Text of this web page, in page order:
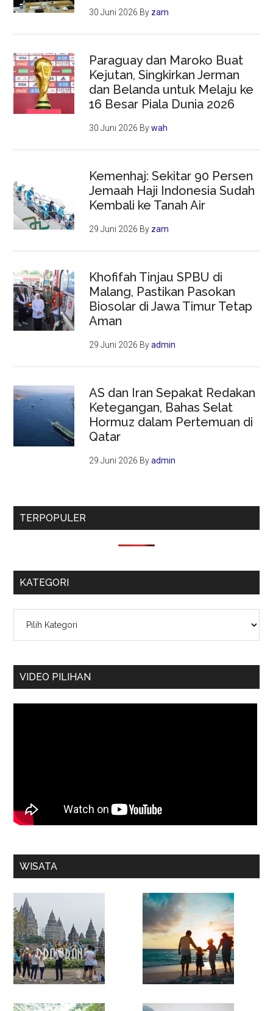
30 Juni 2026 By zam
Paraguay dan Maroko Buat
Kejutan, Singkirkan Jerman
dan Belanda untuk Melaju ke
16 Besar Piala Dunia 2026
30 Juni 2026 Bywah
Kemenhaj: Sekitar 90 Persen
Jemaah Haji Indonesia Sudah
Kembali ke Tanah Air
29 Juni 2026 By zam
Khofifah Tinjau SPBU di
Malang, Pastikan Pasokan
Biosolar di Jawa Timur Tetap
Aman
29 Juni 2026 Byadmin
AS dan Iran Sepakat Redakan
Ketegangan, Bahas Selat
Hormuz dalam Pertemuan di
Qatar
29 Juni 2026 Byadmin
TERPOPULER
KATEGORI
VIDEO PILIHAN
WISATA